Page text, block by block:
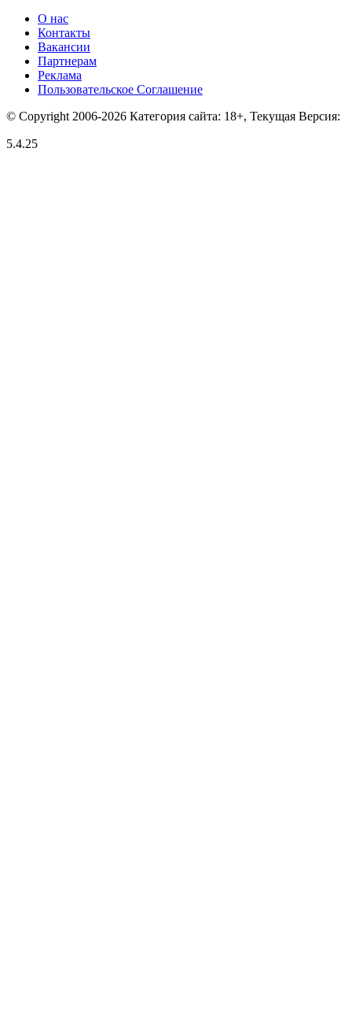
О нас
Контакты
Вакансии
Партнерам
Реклама
Пользовательское Соглашение
© Copyright 2006-2026 Категория сайта: 18+, Текущая Версия:
5.4.25